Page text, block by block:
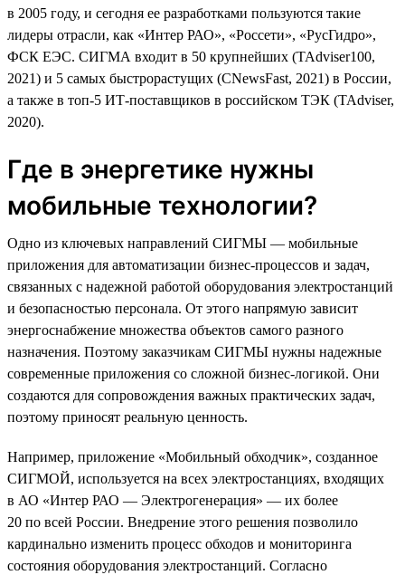
в 2005 году, и сегодня ее разработками пользуются такие
лидеры отрасли, как «Интер РАО», «Россети», «РусГидро»,
ФСК ЕЭС. СИГМА входит в 50 крупнейших (TAdviser100,
2021) и 5 самых быстрорастущих (CNewsFast, 2021) в России,
а также в топ-5 ИТ-поставщиков в российском ТЭК (TAdviser,
2020).
Где в энергетике нужны
мобильные технологии?
Одно из ключевых направлений СИГМЫ — мобильные
приложения для автоматизации бизнес-процессов и задач,
связанных с надежной работой оборудования электростанций
и безопасностью персонала. От этого напрямую зависит
энергоснабжение множества объектов самого разного
назначения. Поэтому заказчикам СИГМЫ нужны надежные
современные приложения со сложной бизнес-логикой. Они
создаются для сопровождения важных практических задач,
поэтому приносят реальную ценность.
Например, приложение «Мобильный обходчик», созданное
СИГМОЙ, используется на всех электростанциях, входящих
в АО «Интер РАО — Электрогенерация» — их более
20 по всей России. Внедрение этого решения позволило
кардинально изменить процесс обходов и мониторинга
состояния оборудования электростанций. Согласно